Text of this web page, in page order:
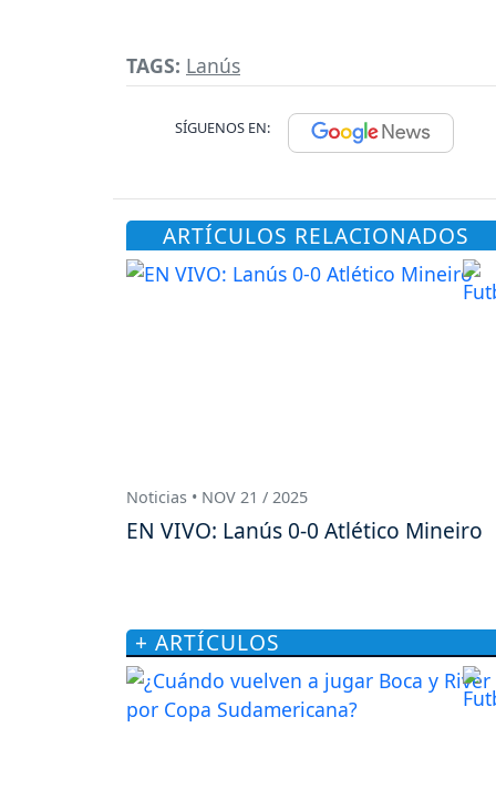
TAGS: Lanús
SÍGUENOS EN:
ARTÍCULOS RELACIONADOS
Noticias • NOV 21 / 2025
EN VIVO: Lanús 0-0 Atlético Mineiro
+ ARTÍCULOS